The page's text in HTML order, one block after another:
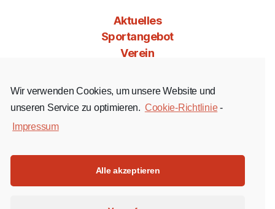
Aktuelles
Sportangebot
Verein
Jobs & Co
Kontakt
Facebook Instagram YouTube
Impressum
Wir verwenden Cookies, um unsere Website und
unseren Service zu optimieren. Cookie-Richtlinie-
Impressum
Alle akzeptieren